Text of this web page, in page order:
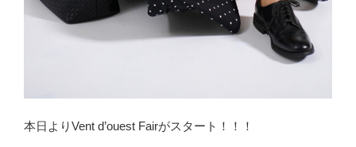
本日よりVent d’ouest Fairがスタート！！！